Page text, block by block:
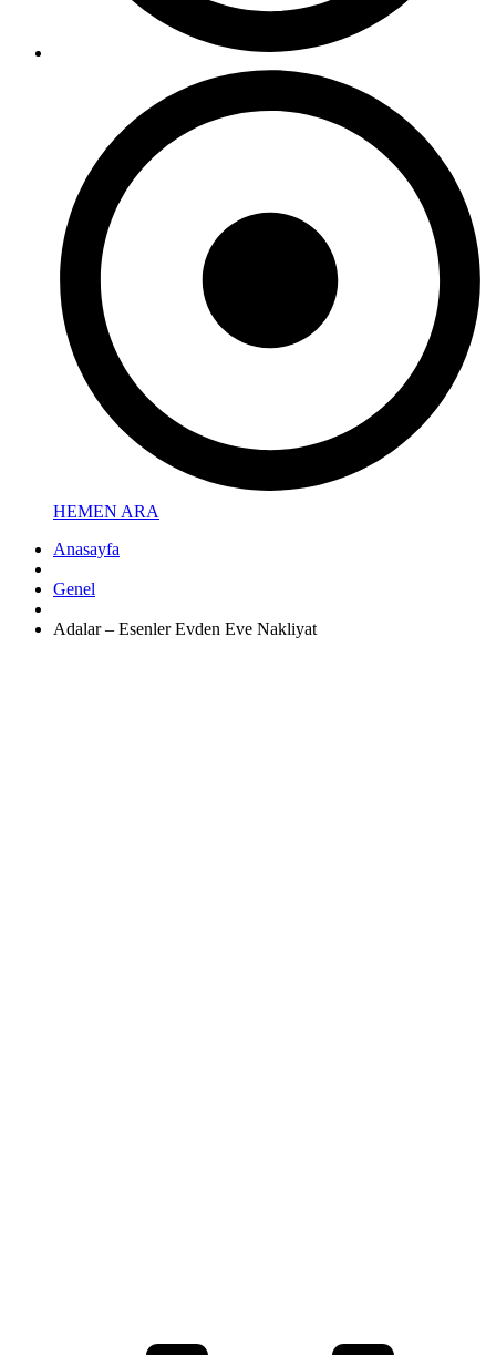
HEMEN ARA
Anasayfa
Genel
Adalar – Esenler Evden Eve Nakliyat